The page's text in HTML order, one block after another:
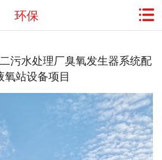
环保
关于金鼎
产品展示
污水处理厂臭氧发生器系统配
氧站设备项目